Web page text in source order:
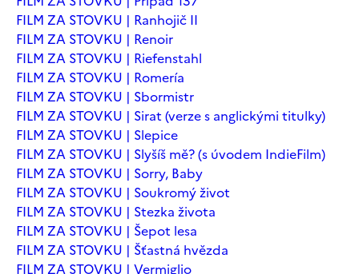
FILM ZA STOVKU | Ranhojič II
FILM ZA STOVKU | Renoir
FILM ZA STOVKU | Riefenstahl
FILM ZA STOVKU | Romería
FILM ZA STOVKU | Sbormistr
FILM ZA STOVKU | Sirat (verze s anglickými titulky)
FILM ZA STOVKU | Slepice
FILM ZA STOVKU | Slyšíš mě? (s úvodem IndieFilm)
FILM ZA STOVKU | Sorry, Baby
FILM ZA STOVKU | Soukromý život
FILM ZA STOVKU | Stezka života
FILM ZA STOVKU | Šepot lesa
FILM ZA STOVKU | Šťastná hvězda
FILM ZA STOVKU | Vermiglio